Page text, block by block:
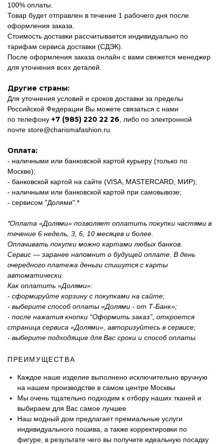
100% оплаты.
Товар будет отправлен в течение 1 рабочего дня после
оформления заказа.
Стоимость доставки рассчитывается индивидуально по
тарифам сервиса доставки (СДЭК).
После оформления заказа онлайн с вами свяжется менеджер
для уточнения всех деталей.
Другие страны:
Для уточнения условий и сроков доставки за пределы
Российской Федерации Вы можете связаться с нами
по телефону +7 (985) 220 22 26 , либо по электронной
почте store@charismafashion.ru
Оплата:
- наличными или банковской картой курьеру (только по
Москве);
- банковской картой на сайте (VISA, MASTERCARD, МИР);
- наличными или банковской картой при самовывозе;
- сервисом "Долями".*
*Оплата «Долями» позволяет оплатить покупки частями в
течение 6 недель, 3, 6, 10 месяцев и более.
Оплачивать покупки можно картами любых банков.
Сервис — заранее напомнит о будущей оплате. В день
очередного платежа деньги спишутся с карты
автоматически.
Как оплатить «Долями»:
- сформируйте корзину с покупками на сайте;
- выберите способ оплаты «Долями - от Т-Банк»;
- после нажатия кнопки “Оформить заказ”, откроется
страница сервиса «Долями», авторизуйтесь в сервисе;
- выберите подходящие для Вас сроки и способ оплаты.
ПРЕИМУЩЕСТВА
Каждое наше изделие выполнено исключительно вручную
на нашем производстве в самом центре Москвы
Мы очень тщательно подходим к отбору наших тканей и
выбираем для Вас самое лучшее
Наш модный дом предлагает премиальные услуги
индивидуального пошива, а также корректировки по
фигуре, в результате чего вы получите идеальную посадку